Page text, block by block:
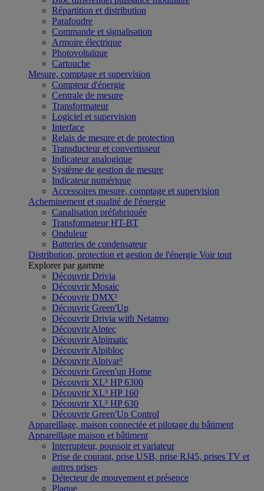
Répartition et distribution
Parafoudre
Commande et signalisation
Armoire électrique
Photovoltaïque
Cartouche
Mesure, comptage et supervision
Compteur d'énergie
Centrale de mesure
Transformateur
Logiciel et supervision
Interface
Relais de mesure et de protection
Transducteur et convertisseur
Indicateur analogique
Système de gestion de mesure
Indicateur numérique
Accessoires mesure, comptage et supervision
Acheminement et qualité de l'énergie
Canalisation préfabriquée
Transformateur HT-BT
Onduleur
Batteries de condensateur
Distribution, protection et gestion de l'énergie Voir tout
Explorer par gamme
Découvrir Drivia
Découvrir Mosaic
Découvrir DMX³
Découvrir Green'Up
Découvrir Drivia with Netatmo
Découvrir Alptec
Découvrir Alpimatic
Découvrir Alpibloc
Découvrir Alpivar³
Découvrir Green'up Home
Découvrir XL³ HP 6300
Découvrir XL³ HP 160
Découvrir XL³ HP 630
Découvrir Green'Up Control
Appareillage, maison connectée et pilotage du bâtiment
Appareillage maison et bâtiment
Interrupteur, poussoir et variateur
Prise de courant, prise USB, prise RJ45, prises TV et
autres prises
Détecteur de mouvement et présence
Plaque